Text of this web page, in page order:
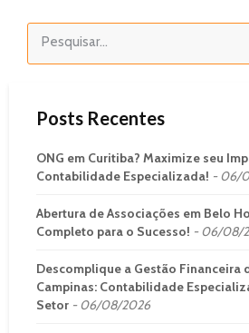
Posts Recentes
ONG em Curitiba? Maximize seu
Contabilidade Especializada!
06/
Abertura de Associações em Belo
Completo para o Sucesso!
06/08/
Descomplique a Gestão Financeira
Campinas: Contabilidade
Setor
06/08/2026